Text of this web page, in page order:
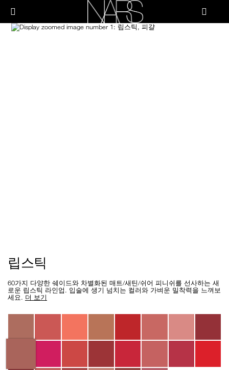
main
content
나
Image
No.
0607845029724
립스틱
60가지 다양한 쉐이드와 차별화된 매트/새틴/쉬어 피니쉬를 선사하는 새
로운 립스틱 라인업. 입술에 생기 넘치는 컬러와 가벼운 밀착력을 느껴보
세요. 더 보기
Variations